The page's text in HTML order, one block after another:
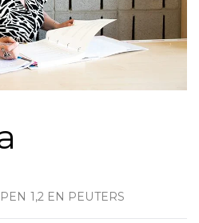
1,2 EN PEUTERS